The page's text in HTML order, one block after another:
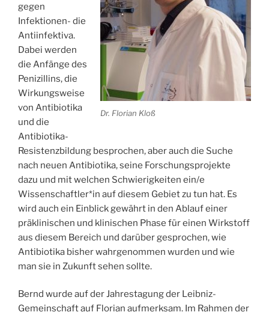
Dr. Florian Kloß
gegen
Infektionen- die
Antiinfektiva.
Dabei werden
die Anfänge des
Penizillins, die
Wirkungsweise
von Antibiotika
und die
Antibiotika-
Resistenzbildung besprochen, aber auch die Suche
nach neuen Antibiotika, seine Forschungsprojekte
dazu und mit welchen Schwierigkeiten ein/e
Wissenschaftler*in auf diesem Gebiet zu tun hat. Es
wird auch ein Einblick gewährt in den Ablauf einer
präklinischen und klinischen Phase für einen Wirkstoff
aus diesem Bereich und darüber gesprochen, wie
Antibiotika bisher wahrgenommen wurden und wie
man sie in Zukunft sehen sollte.
Bernd wurde auf der Jahrestagung der Leibniz-
Gemeinschaft auf Florian aufmerksam. Im Rahmen der